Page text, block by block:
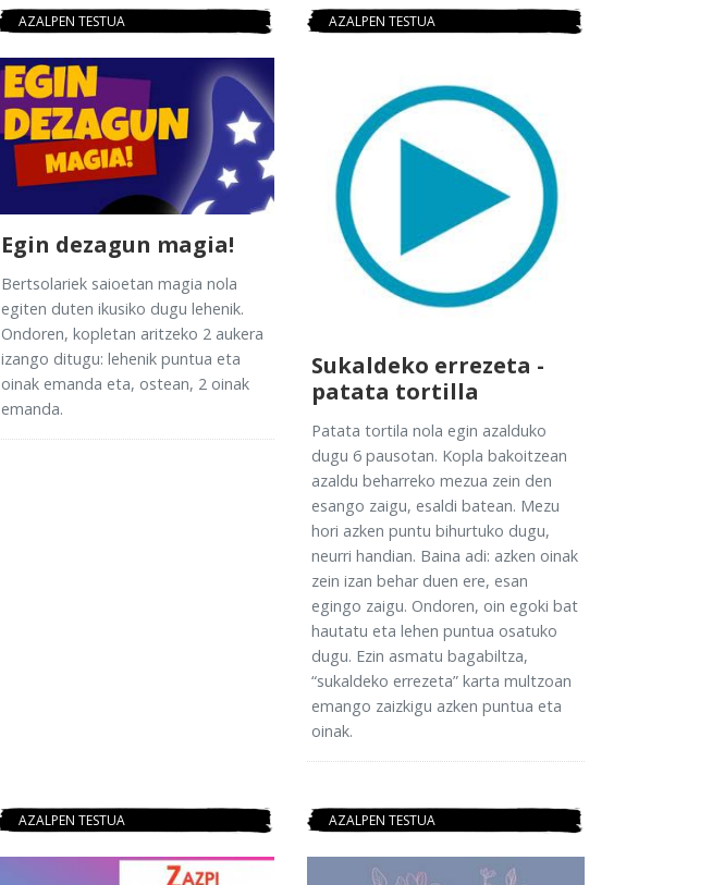
AZALPEN TESTUA
Egin dezagun magia!
Bertsolariek saioetan magia nola
egiten duten ikusiko dugu lehenik.
Ondoren, kopletan aritzeko 2 aukera
izango ditugu: lehenik puntua eta
oinak emanda eta, ostean, 2 oinak
emanda.
AZALPEN TESTUA
Sukaldeko errezeta -
patata tortilla
Patata tortila nola egin azalduko
dugu 6 pausotan. Kopla bakoitzean
azaldu beharreko mezua zein den
esango zaigu, esaldi batean. Mezu
hori azken puntu bihurtuko dugu,
neurri handian. Baina adi: azken oinak
zein izan behar duen ere, esan
egingo zaigu. Ondoren, oin egoki bat
hautatu eta lehen puntua osatuko
dugu. Ezin asmatu bagabiltza,
“sukaldeko errezeta” karta multzoan
emango zaizkigu azken puntua eta
oinak.
AZALPEN TESTUA AZALPEN TESTUA